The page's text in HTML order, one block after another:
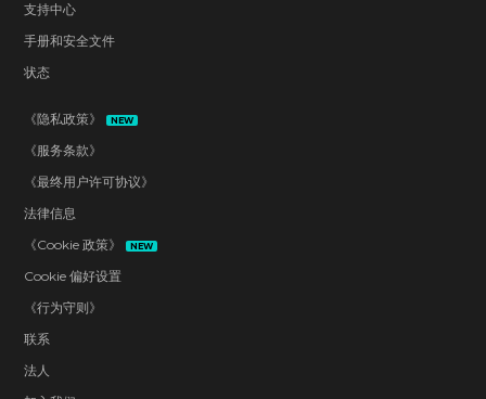
支持中心
手册和安全文件
状态
《隐私政策》 NEW
《服务条款》
《最终用户许可协议》
法律信息
《Cookie 政策》
NEW
Cookie 偏好设置
《行为守则》
联系
法人